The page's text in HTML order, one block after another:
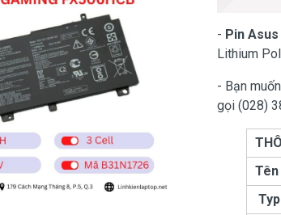
Surface chính
tphcm
Pro
Surface Pro
- Pin Asus
Lithium
- Bạn
gọi (028)